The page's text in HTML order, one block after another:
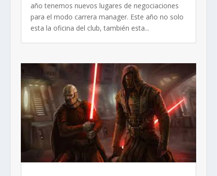
año tenemos nuevos lugares de negociaciones
para el modo carrera manager. Este año no solo
esta la oficina del club, también esta...